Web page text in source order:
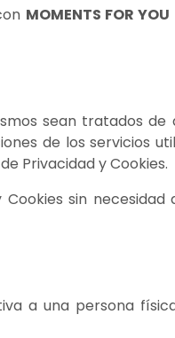
MOMENTS FOR YOU
sean tratados de
de los servicios
Privacidad y Cookies.
sin necesidad
a una persona